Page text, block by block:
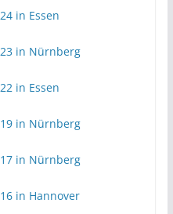
in Essen
in Nürnberg
in Essen
in Nürnberg
in Nürnberg
in Hannover